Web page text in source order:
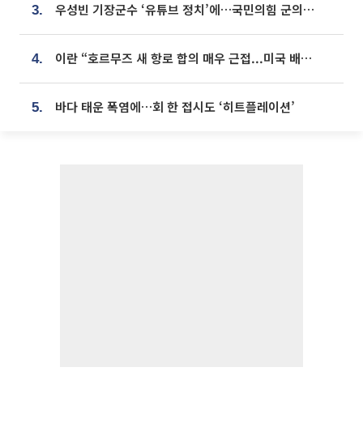
3. 우성빈 기장군수 ‘유튜브 정치’에…국민의힘 군의원들 집단 반발
4. 이란 “호르무즈 새 항로 합의 매우 근접...미국 배상 먼저”
5. 바다 태운 폭염에…회 한 접시도 ‘히트플레이션’